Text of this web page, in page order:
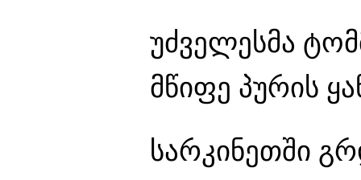
უძველესმა
მწიფე პურის
სარკინეთში